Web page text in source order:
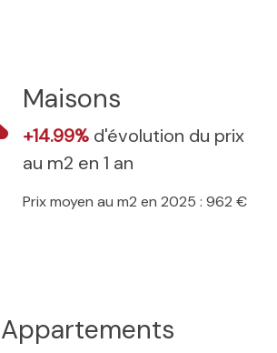
Maisons
+14.99% d'évolution du prix
au m2 en 1 an
Prix moyen au m2 en 2025 : 962 €
Appartements